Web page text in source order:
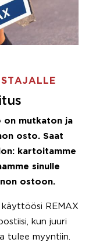
on mutkaton ja
osto. Saat
kartoitamme
sinulle
ostoon.
REMAX
kun juuri
tulee myyntiin.